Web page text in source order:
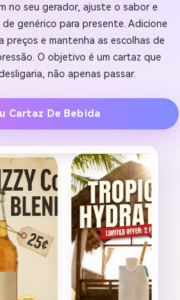
no seu gerador, ajuste o sabor e
genérico para presente. Adicione
preços e mantenha as escolhas de
O objetivo é um cartaz que
não apenas passar.
Cartaz De Bebida